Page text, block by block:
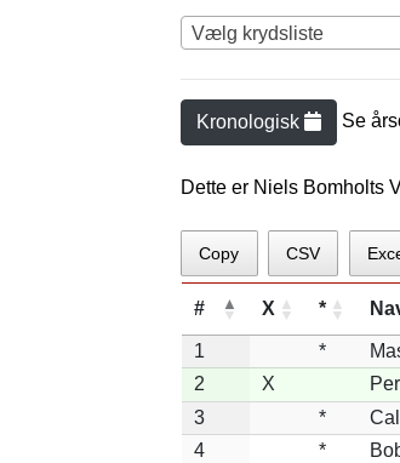
Vælg krydsliste
Kronologisk Se
Dette er Niels Bomholts
Copy CSV
# X *
1 *
2
X
3
*
4
*